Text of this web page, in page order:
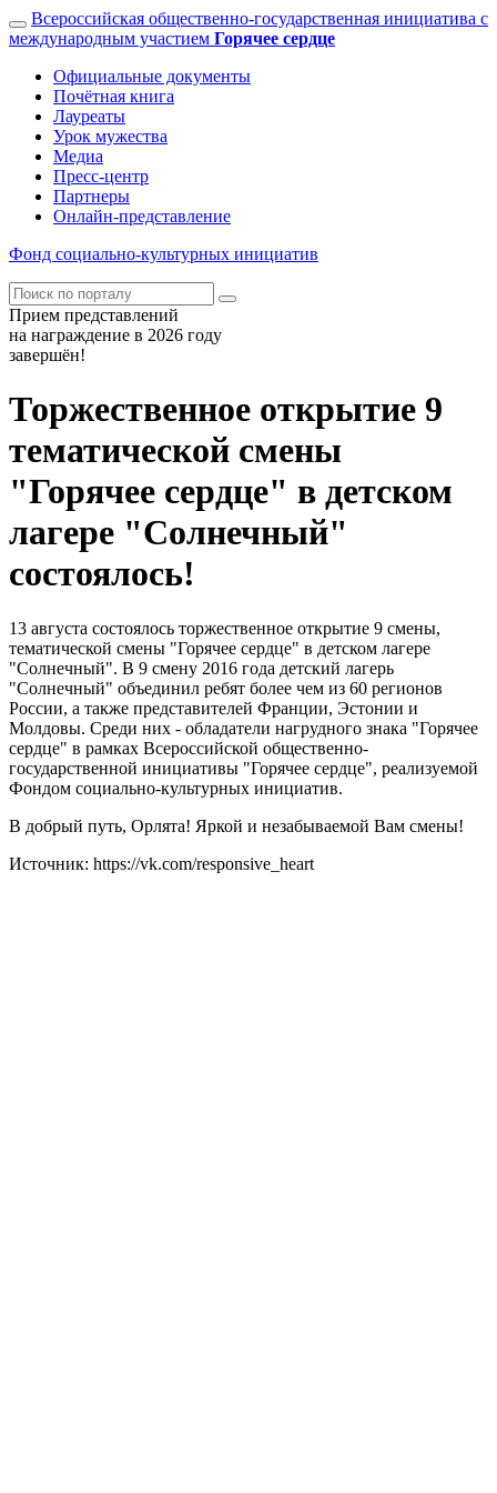
Всероссийская общественно-государственная инициатива с
международным участием Горячее сердце
Официальные документы
Почётная книга
Лауреаты
Урок мужества
Медиа
Пресс-центр
Партнеры
Онлайн-представление
Фонд социально-культурных инициатив
Прием представлений
на награждение в 2026 году
завершён!
Торжественное открытие 9
тематической смены
"Горячее сердце" в детском
лагере "Солнечный"
состоялось!
13 августа состоялось торжественное открытие 9 смены,
тематической смены "Горячее сердце" в детском лагере
"Солнечный". В 9 смену 2016 года детский лагерь
"Солнечный" объединил ребят более чем из 60 регионов
России, а также представителей Франции, Эстонии и
Молдовы. Среди них - обладатели нагрудного знака "Горячее
сердце" в рамках Всероссийской общественно-
государственной инициативы "Горячее сердце", реализуемой
Фондом социально-культурных инициатив.
В добрый путь, Орлята! Яркой и незабываемой Вам смены!
Источник: https://vk.com/responsive_heart